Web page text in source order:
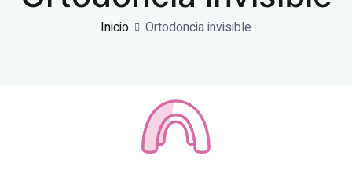
Inicio Ortodoncia invisible